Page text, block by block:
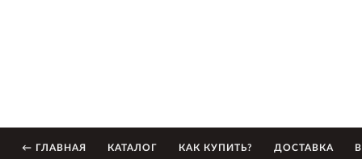
← ГЛАВНАЯ КАТАЛОГ КАК КУПИТЬ? ДОСТАВКА